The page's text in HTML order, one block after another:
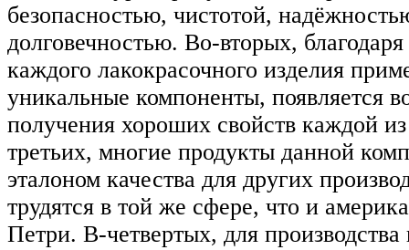
безопасностью, чистотой,
долговечностью. Во-вторых,
каждого лакокрасочного изделия
уникальные компоненты, появляется
получения хороших свойств каждой
третьих, многие продукты данной
эталоном качества для других
трудятся в той же сфере, что и
Петри. В-четвертых, для производства